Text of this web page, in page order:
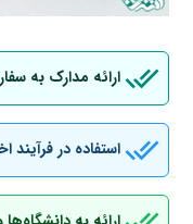
ارائه مدارک به
استفاده در فرآیند